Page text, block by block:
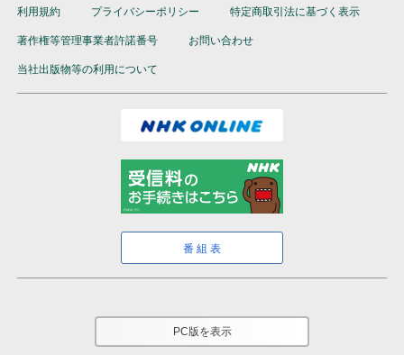
利用規約 プライバシーポリシー 特定商取引法に基づく表示
著作権等管理事業者許諾番号 お問い合わせ
当社出版物等の利用について
番組表
PC版を表示